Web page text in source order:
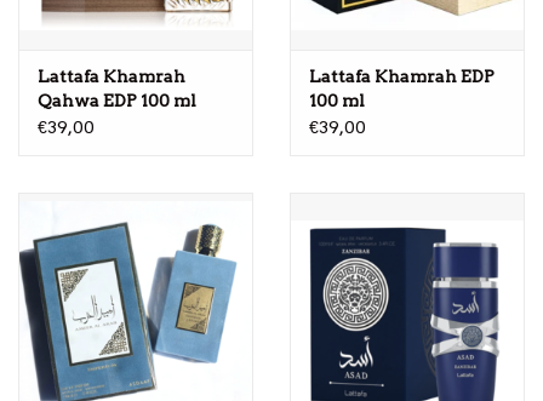
Lattafa Khamrah
Qahwa EDP 100 ml
€39,00
Lattafa Khamrah EDP
100 ml
€39,00